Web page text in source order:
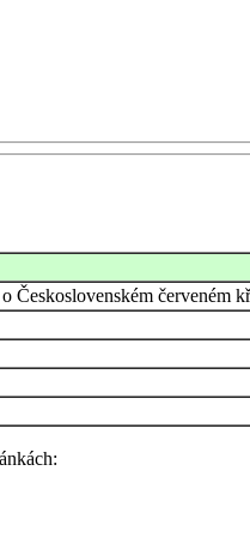
Československém červeném